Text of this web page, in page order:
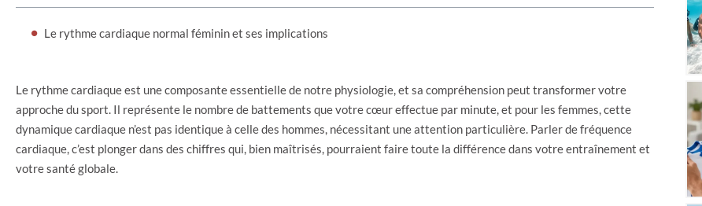
Le rythme cardiaque normal féminin et ses implications
Le rythme cardiaque est une composante essentielle de notre physiologie, et sa compréhension peut transformer votre
approche du sport. Il représente le nombre de battements que votre cœur effectue par minute, et pour les femmes, cette
dynamique cardiaque n’est pas identique à celle des hommes, nécessitant une attention particulière. Parler de fréquence
cardiaque, c’est plonger dans des chiffres qui, bien maîtrisés, pourraient faire toute la différence dans votre entraînement et
votre santé globale.